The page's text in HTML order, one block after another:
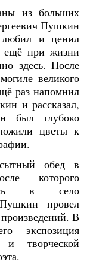
из больших
Пушкин
любил и ценил
ещё при жизни
здесь.После
великого
раз напомнил
и рассказал,
был глубоко
цветы к
обед в
осле которого
в село
провел
произведений.В
экспозиция
творческой